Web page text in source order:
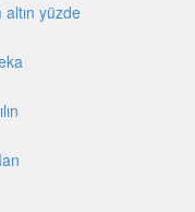
altın yüzde